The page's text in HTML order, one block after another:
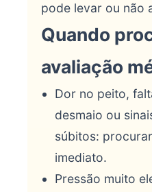
pode levar ou não
Quando
avaliação
Dor no peito,
desmaio ou
súbitos:
imediato.
Pressão muito